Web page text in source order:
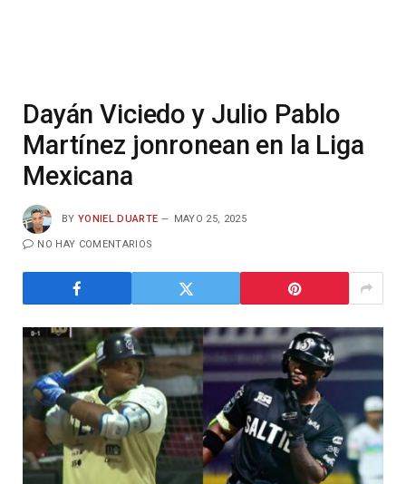
Dayán Viciedo y Julio Pablo
Martínez jonronean en la Liga
Mexicana
BY YONIEL DUARTE MAYO 25, 2025
NO HAY COMENTARIOS